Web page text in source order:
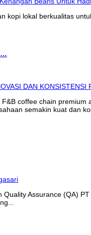
kopi lokal berkualitas
coffee chain
semakin kuat dan
Assurance (QA)